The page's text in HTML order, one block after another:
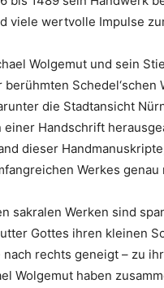
viele wertvolle Impulse
Wolgemut und sein
die Stadtansicht
Handschrift
dieser
Werkes genau
sakralen Werken sind
Gottes ihren kleinen
rechts geneigt – zu
Wolgemut haben